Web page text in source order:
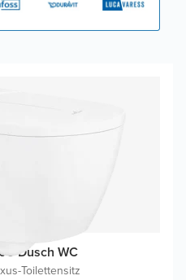
Dusch WC
Toilettensitz